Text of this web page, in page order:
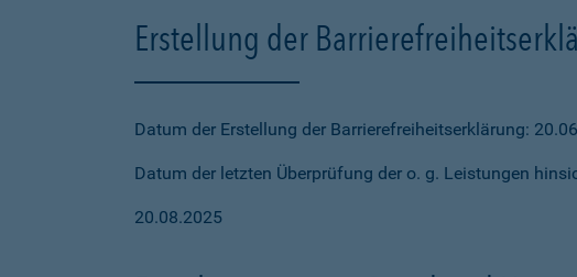
Erstellung der
Datum der Erstellung der Barrierefreiheitserklärung:
Datum der letzten Überprüfung der o. g. Leistungen
20.08.2025